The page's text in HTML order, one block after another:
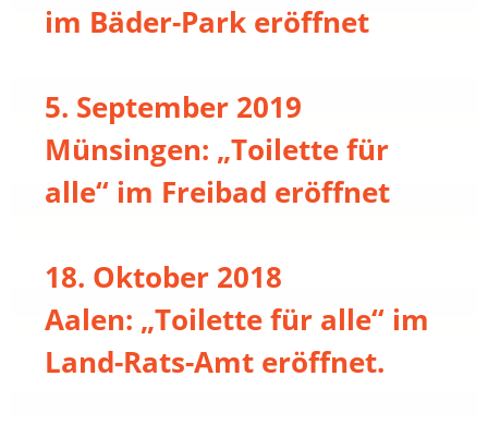
im Bäder-Park eröffnet
5. September 2019
Münsingen: „Toilette für
alle“ im Freibad eröffnet
18. Oktober 2018
Aalen: „Toilette für alle“ im
Land-Rats-Amt eröffnet.